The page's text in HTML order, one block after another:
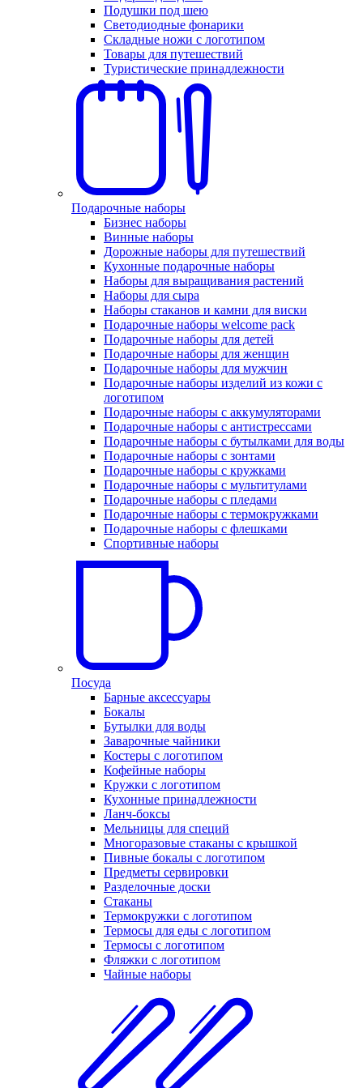
Подушки под шею
Светодиодные фонарики
Складные ножи с логотипом
Товары для путешествий
Туристические принадлежности
Подарочные наборы
Бизнес наборы
Винные наборы
Дорожные наборы для путешествий
Кухонные подарочные наборы
Наборы для выращивания растений
Наборы для сыра
Наборы стаканов и камни для виски
Подарочные наборы welcome pack
Подарочные наборы для детей
Подарочные наборы для женщин
Подарочные наборы для мужчин
Подарочные наборы изделий из кожи с
логотипом
Подарочные наборы с аккумуляторами
Подарочные наборы с антистрессами
Подарочные наборы с бутылками для воды
Подарочные наборы с зонтами
Подарочные наборы с кружками
Подарочные наборы с мультитулами
Подарочные наборы с пледами
Подарочные наборы с термокружками
Подарочные наборы с флешками
Спортивные наборы
Посуда
Барные аксессуары
Бокалы
Бутылки для воды
Заварочные чайники
Костеры с логотипом
Кофейные наборы
Кружки с логотипом
Кухонные принадлежности
Ланч-боксы
Мельницы для специй
Многоразовые стаканы с крышкой
Пивные бокалы с логотипом
Предметы сервировки
Разделочные доски
Стаканы
Термокружки с логотипом
Термосы для еды с логотипом
Термосы с логотипом
Фляжки с логотипом
Чайные наборы